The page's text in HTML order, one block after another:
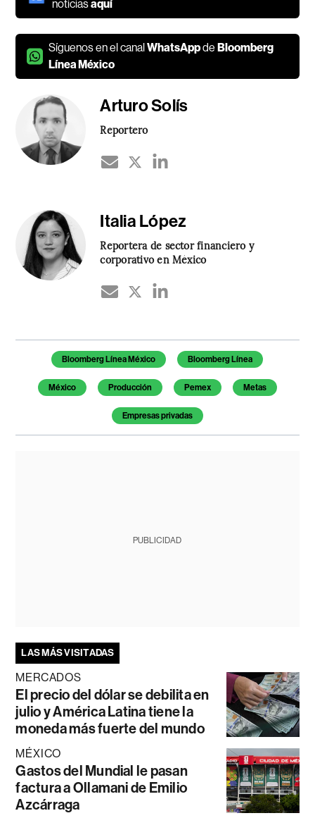
noticiasaquí
Síguenos en el canalWhatsAppdeBloomberg
Línea México
Arturo Solís
Reportero
Italia López
Reportera de sector financiero y
corporativo en México
Temas de este artículo
Bloomberg Línea México Bloomberg Línea
México Producción Pemex Metas
Empresas privadas
PUBLICIDAD
LAS MÁS VISITADAS
MERCADOS
El precio del dólar se debilita en
julio y América Latina tiene la
moneda más fuerte del mundo
MÉXICO
Gastos del Mundial le pasan
factura a Ollamani de Emilio
Azcárraga